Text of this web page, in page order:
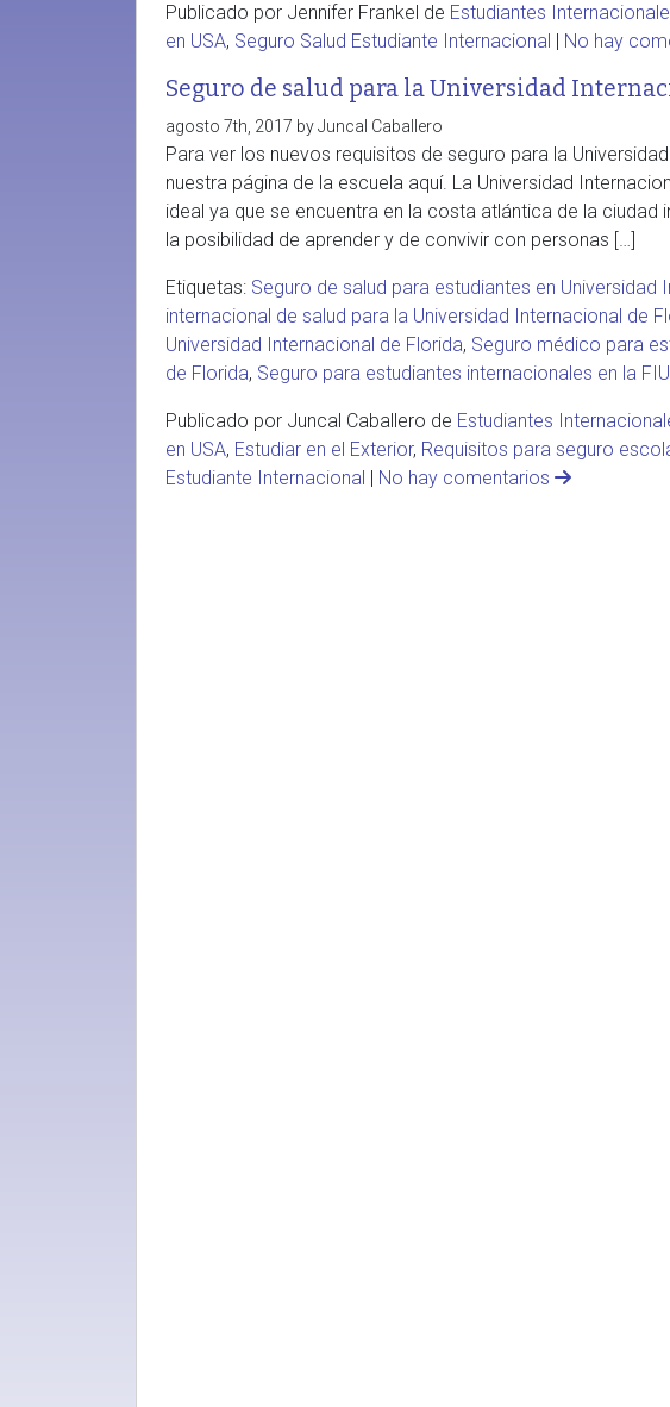
Publicado por Jennifer Frankel de Estudiantes
en USA, Seguro Salud Estudiante Internacional | No hay
Seguro de salud para la Universidad
agosto 7th, 2017 by Juncal Caballero
Para ver los nuevos requisitos de seguro para la
nuestra página de la escuela aquí. La Universidad
ideal ya que se encuentra en la costa atlántica de la ciudad
la posibilidad de aprender y de convivir con personas […]
Etiquetas: Seguro de salud para estudiantes en Universidad
internacional de salud para la Universidad Internacional de
Universidad Internacional de Florida, Seguro médico para
de Florida, Seguro para estudiantes internacionales en la FIU
Publicado por Juncal Caballero de Estudiantes
en USA, Estudiar en el Exterior, Requisitos para seguro
Estudiante Internacional | No hay comentarios